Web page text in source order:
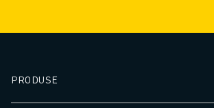
PRODUSE